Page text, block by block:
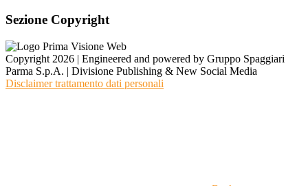
Sezione Copyright
Copyright 2026 | Engineered and powered by Gruppo Spaggiari
Parma S.p.A. | Divisione Publishing & New Social Media
Disclaimer trattamento dati personali